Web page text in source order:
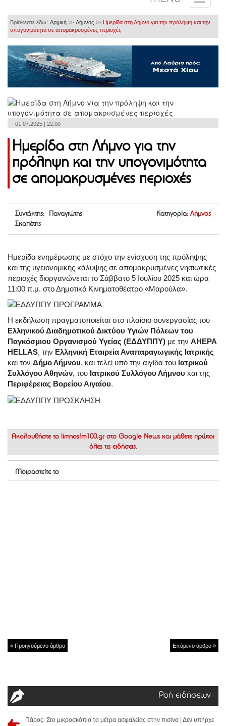
Βρίσκεστε εδώ: Αρχική >> Λήμνος >> Ημερίδα στη Λήμνο για την πρόληψη και την
υπογονιμότητα σε απομακρυσμένες περιοχές
01.07.2025 | 22:00
Ημερίδα στη Λήμνο για την
πρόληψη και την υπογονιμότητα
σε απομακρυσμένες περιοχές
Συντάκτης: Παναγιώτης
Σκαπέτης
Κατηγορία: Λήμνος
Ημερίδα ενημέρωσης με στόχο την ενίσχυση της πρόληψης
και της υγειονομικής κάλυψης σε απομακρυσμένες νησιωτικές
περιοχές διοργανώνεται το Σάββατο 5 Ιουλίου 2025 και ώρα
11:00 π.μ. στο Δημοτικό Κινηματοθέατρο «Μαρούλα».
Η εκδήλωση πραγματοποιείται στο πλαίσιο συνεργασίας του
Ελληνικού Διαδημοτικού Δικτύου Υγιών Πόλεων του
Παγκόσμιου Οργανισμού Υγείας (ΕΔΔΥΠΠΥ) με την AHEPA
HELLAS, την Ελληνική Εταιρεία Αναπαραγωγικής Ιατρικής
και τον Δήμο Λήμνου, και τελεί υπό την αιγίδα του Ιατρικού
Συλλόγου Αθηνών, του Ιατρικού Συλλόγου Λήμνου και της
Περιφέρειας Βορείου Αιγαίου.
Ακολουθήστε το limnosfm100.gr στο Google News και μάθετε πρώτοι
όλες τις ειδήσεις.
Μοιραστείτε το
Προηγούμενο άρθρο Επόμενο άρθρο
Ροή ειδήσεων
Πάρος: Στο μικροσκόπιο τα μέτρα ασφαλείας στην πισίνα | Δεν υπήρχε